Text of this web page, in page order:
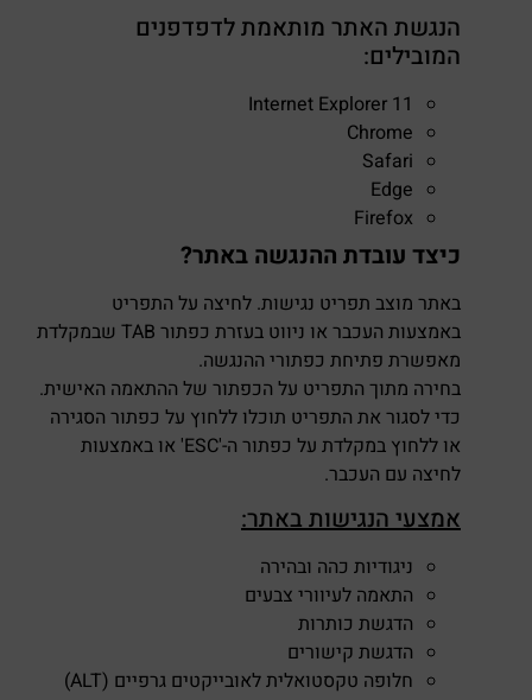
הנגשת האתר מותאמת לדפדפנים
המובילים:
Internet Explorer 11
Chrome
Safari
Edge
Firefox
כיצד עובדת ההנגשה באתר?
באתר מוצב תפריט נגישות. לחיצה על התפריט
באמצעות העכבר או ניווט בעזרת כפתור TAB שבמקלדת
מאפשרת פתיחת כפתורי ההנגשה.
בחירה מתוך התפריט על הכפתור של ההתאמה האישית.
כדי לסגור את התפריט תוכלו ללחוץ על כפתור הסגירה
או ללחוץ במקלדת על כפתור ה-'ESC' או באמצעות
לחיצה עם העכבר.
אמצעי הנגישות באתר:
ניגודיות כהה ובהירה
התאמה לעיוורי צבעים
הדגשת כותרות
הדגשת קישורים
חלופה טקסטואלית לאובייקטים גרפיים (ALT)